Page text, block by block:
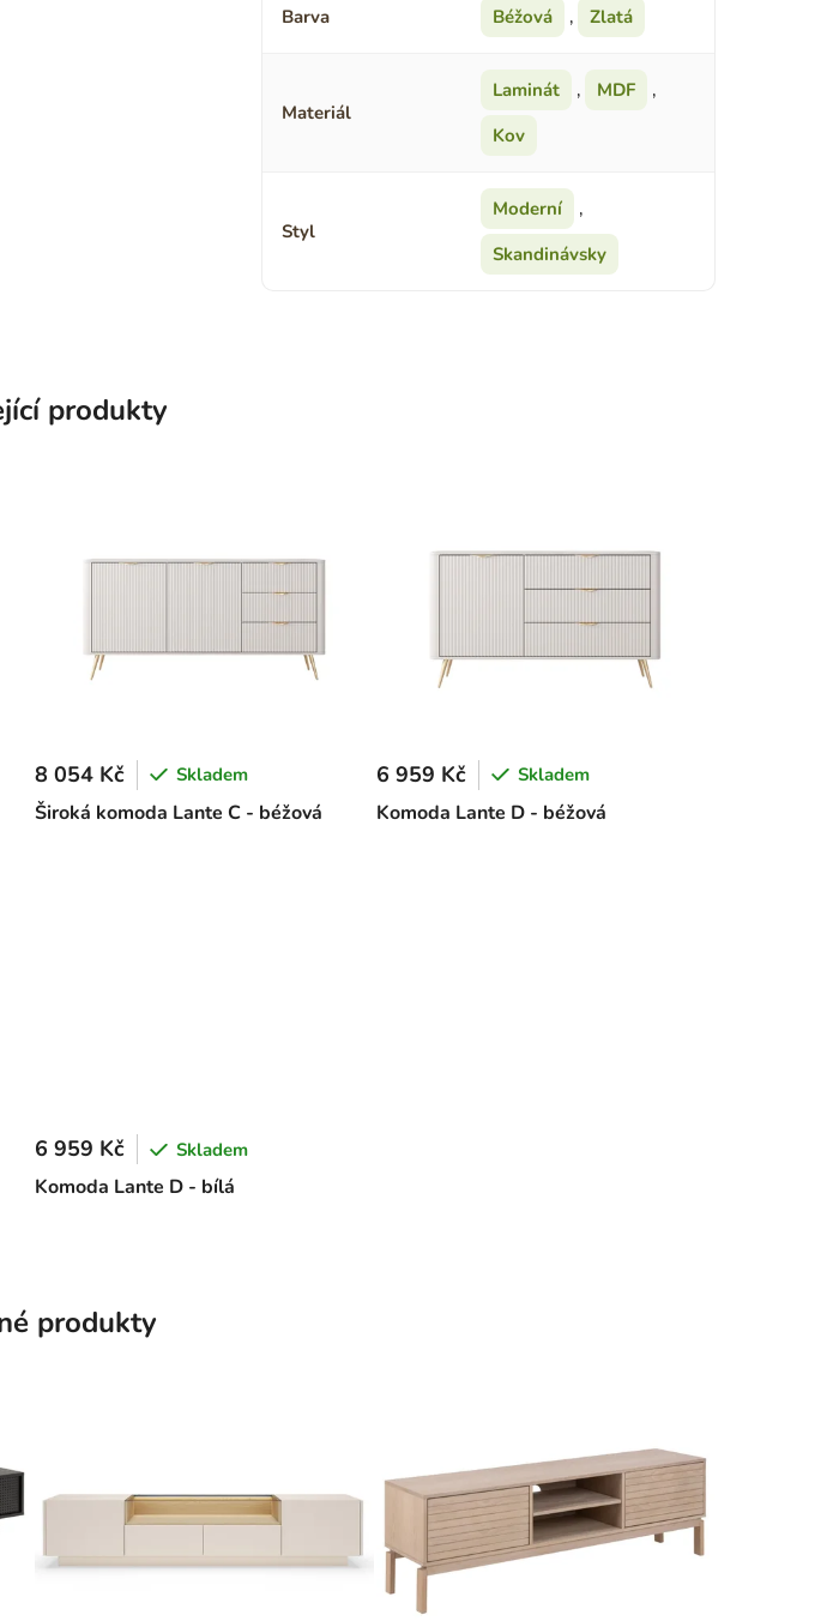
Barva Béžová , Zlatá
Materiál
Laminát , MDF
,
Kov
Styl
Moderní
,
Skandinávsky
produkty
Široká komoda Lante C - béžová
8 054 Kč Skladem
Komoda Lante D - béžová
6 959 Kč Skladem
Komoda Lante D - bílá
6 959 Kč Skladem
produkty